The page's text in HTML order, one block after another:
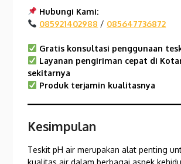
Hubungi Kami:
085921402988 / 085647736872
Gratis konsultasi penggunaan
Layanan pengiriman cepat di
sekitarnya
Produk terjamin kualitasnya
Kesimpulan
Teskit pH air merupakan alat penting
kualitas air dalam berbagai aspek